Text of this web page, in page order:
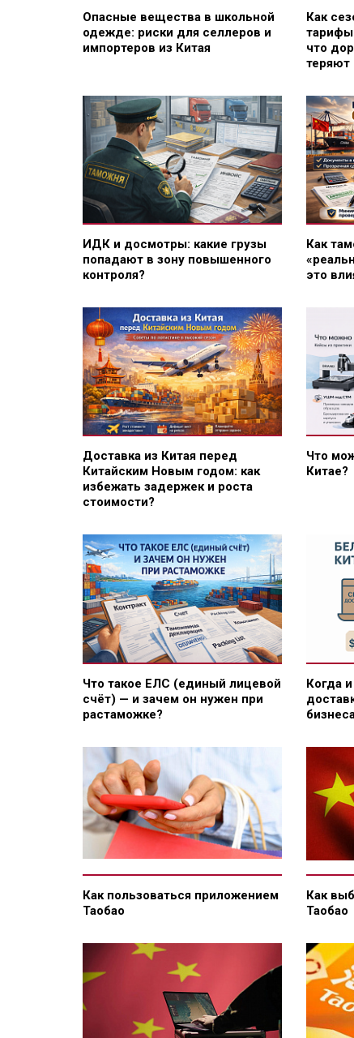
Опасные вещества в школьной
одежде: риски для селлеров и
импортеров из Китая
Как
тарифы
что
теряют
ИДК и досмотры: какие грузы
попадают в зону повышенного
контроля?
Как
это
Доставка из Китая перед
Китайским Новым годом: как
избежать задержек и роста
стоимости?
Что
Китае?
Что такое ЕЛС (единый лицевой
счёт) — и зачем он нужен при
растаможке?
Когда
Как пользоваться приложением
Таобао
Как
Таобао